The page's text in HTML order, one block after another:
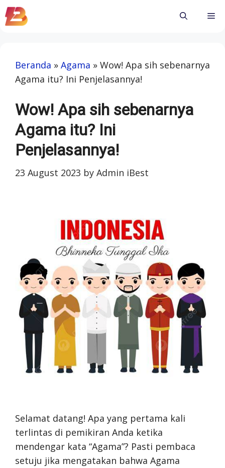
Skip
to
Beranda » Agama » Wow! Apa sih sebenarnya
Agama itu? Ini Penjelasannya!
Wow! Apa sih sebenarnya
Agama itu? Ini
Penjelasannya!
23 August 2023 by Admin iBest
Selamat datang! Apa yang pertama kali
terlintas di pemikiran Anda ketika
mendengar kata “Agama”? Pasti pembaca
setuju jika mengatakan bahwa Agama